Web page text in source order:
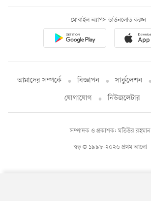
মোবাইল অ্যাপস ডাউনলোড করুন
আমাদের সম্পর্কে বিজ্ঞাপন সার্কুলেশন
যোগাযোগ
নিউজলেটার
স্বত্ব © ১৯৯৮-২০২৬ প্রথম আলো
সম্পাদক ও প্রকাশক: মতিউর রহমান